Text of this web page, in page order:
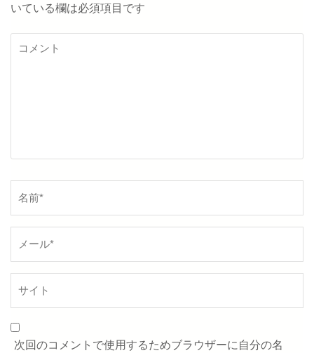
シ
ョ
いている欄は必須項目です
前
次回のコメントで使用するためブラウザーに自分の名